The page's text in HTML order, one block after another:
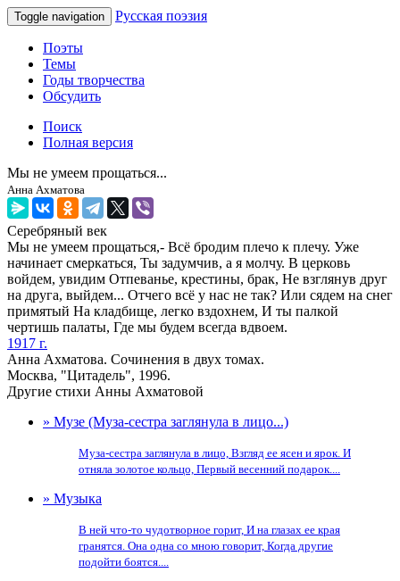
Toggle navigation Русская поэзия
Поэты
Темы
Годы творчества
Обсудить
Поиск
Полная версия
Мы не умеем прощаться...
Анна Ахматова
Серебряный век
Мы не умеем прощаться,- Всё бродим плечо к плечу. Уже
начинает смеркаться, Ты задумчив, а я молчу. В церковь
войдем, увидим Отпеванье, крестины, брак, Не взглянув друг
на друга, выйдем... Отчего всё у нас не так? Или сядем на снег
примятый На кладбище, легко вздохнем, И ты палкой
чертишь палаты, Где мы будем всегда вдвоем.
1917 г.
Анна Ахматова. Сочинения в двух томах.
Москва, "Цитадель", 1996.
Другие стихи Анны Ахматовой
» Музе (Муза-сестра заглянула в лицо...)
Муза-сестра заглянула в лицо, Взгляд ее ясен и ярок. И
отняла золотое кольцо, Первый весенний подарок....
» Музыка
В ней что-то чудотворное горит, И на глазах ее края
гранятся. Она одна со мною говорит, Когда другие
подойти боятся....